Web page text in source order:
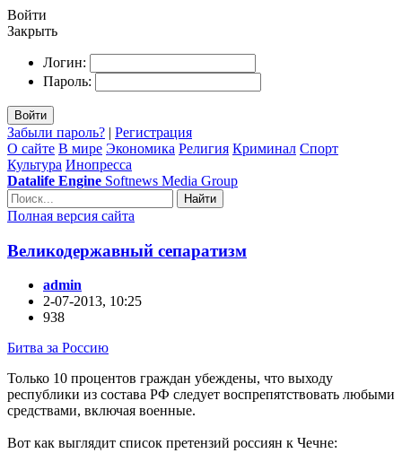
Войти
Закрыть
Логин:
Пароль:
Войти
Забыли пароль? | Регистрация
О сайте В мире Экономика Религия Криминал Спорт
Культура Инопресса
Datalife Engine Softnews Media Group
Найти
Полная версия сайта
Великодержавный сепаратизм
admin
2-07-2013, 10:25
938
Битва за Россию
Только 10 процентов граждан убеждены, что выходу
республики из состава РФ следует воспрепятствовать любыми
средствами, включая военные.
Вот как выглядит список претензий россиян к Чечне: